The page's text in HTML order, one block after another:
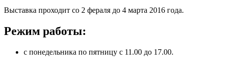
Выставка проходит со 2 фераля до 4 марта 2016 года.
Режим работы:
с понедельника по пятницу с 11.00 до 17.00.